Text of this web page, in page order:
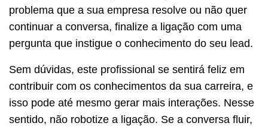
problema que a sua empresa resolve ou não quer
continuar a conversa, finalize a ligação com uma
pergunta que instigue o conhecimento do seu lead.
Sem dúvidas, este profissional se sentirá feliz em
contribuir com os conhecimentos da sua carreira, e
isso pode até mesmo gerar mais interações. Nesse
sentido, não robotize a ligação. Se a conversa fluir,